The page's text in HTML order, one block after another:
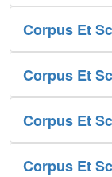
Corpus Et
Corpus Et
Corpus Et
Corpus Et